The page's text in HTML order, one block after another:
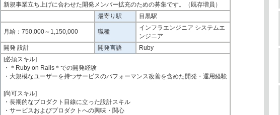
新規事業立ち上げに合わせた開発メンバー拡充のための募集です。（既存増員）
最寄り駅 目黒駅
月給：750,000～1,150,000 職種
インフラエンジニア システムエ
ンジニア
開発 設計 開発言語 Ruby
[必須スキル]
・＊Ruby on Rails＊での開発経験
・大規模なユーザーを持つサービスのパフォーマンス改善を含めた開発・運用経験
[尚可スキル]
・長期的なプロダクト目線に立った設計スキル
・サービスおよびプロダクトへの興味・関心